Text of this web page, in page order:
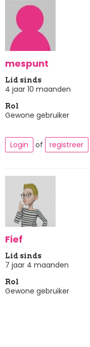
mespunt
Lid sinds
4 jaar 10 maanden
Rol
Gewone gebruiker
Login of registreer
Fief
Lid sinds
7 jaar 4 maanden
Rol
Gewone gebruiker